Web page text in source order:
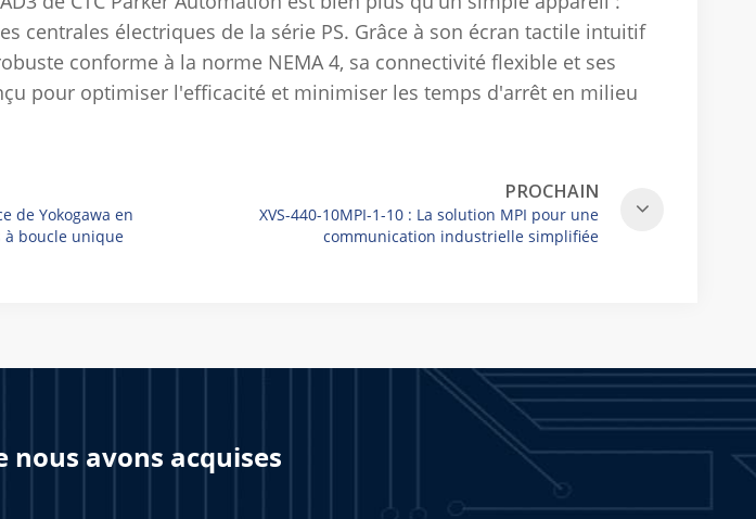
centrales électriques de la série PS. Grâce à son écran tactile intuitif
conforme à la norme NEMA 4, sa connectivité flexible et ses
pour optimiser l'efficacité et minimiser les temps d'arrêt en milieu
de Yokogawa en
boucle unique
PROCHAIN
XVS-440-10MPI-1-10 : La solution MPI pour une
communication industrielle simplifiée
avons acquises